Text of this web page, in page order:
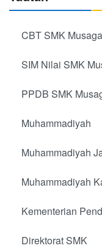
CBT SMK Musaga
SIM Nilai SMK
PPDB SMK
Muhammadiyah
Muhammadiyah
Muhammadiyah
Kementerian
Direktorat SMK